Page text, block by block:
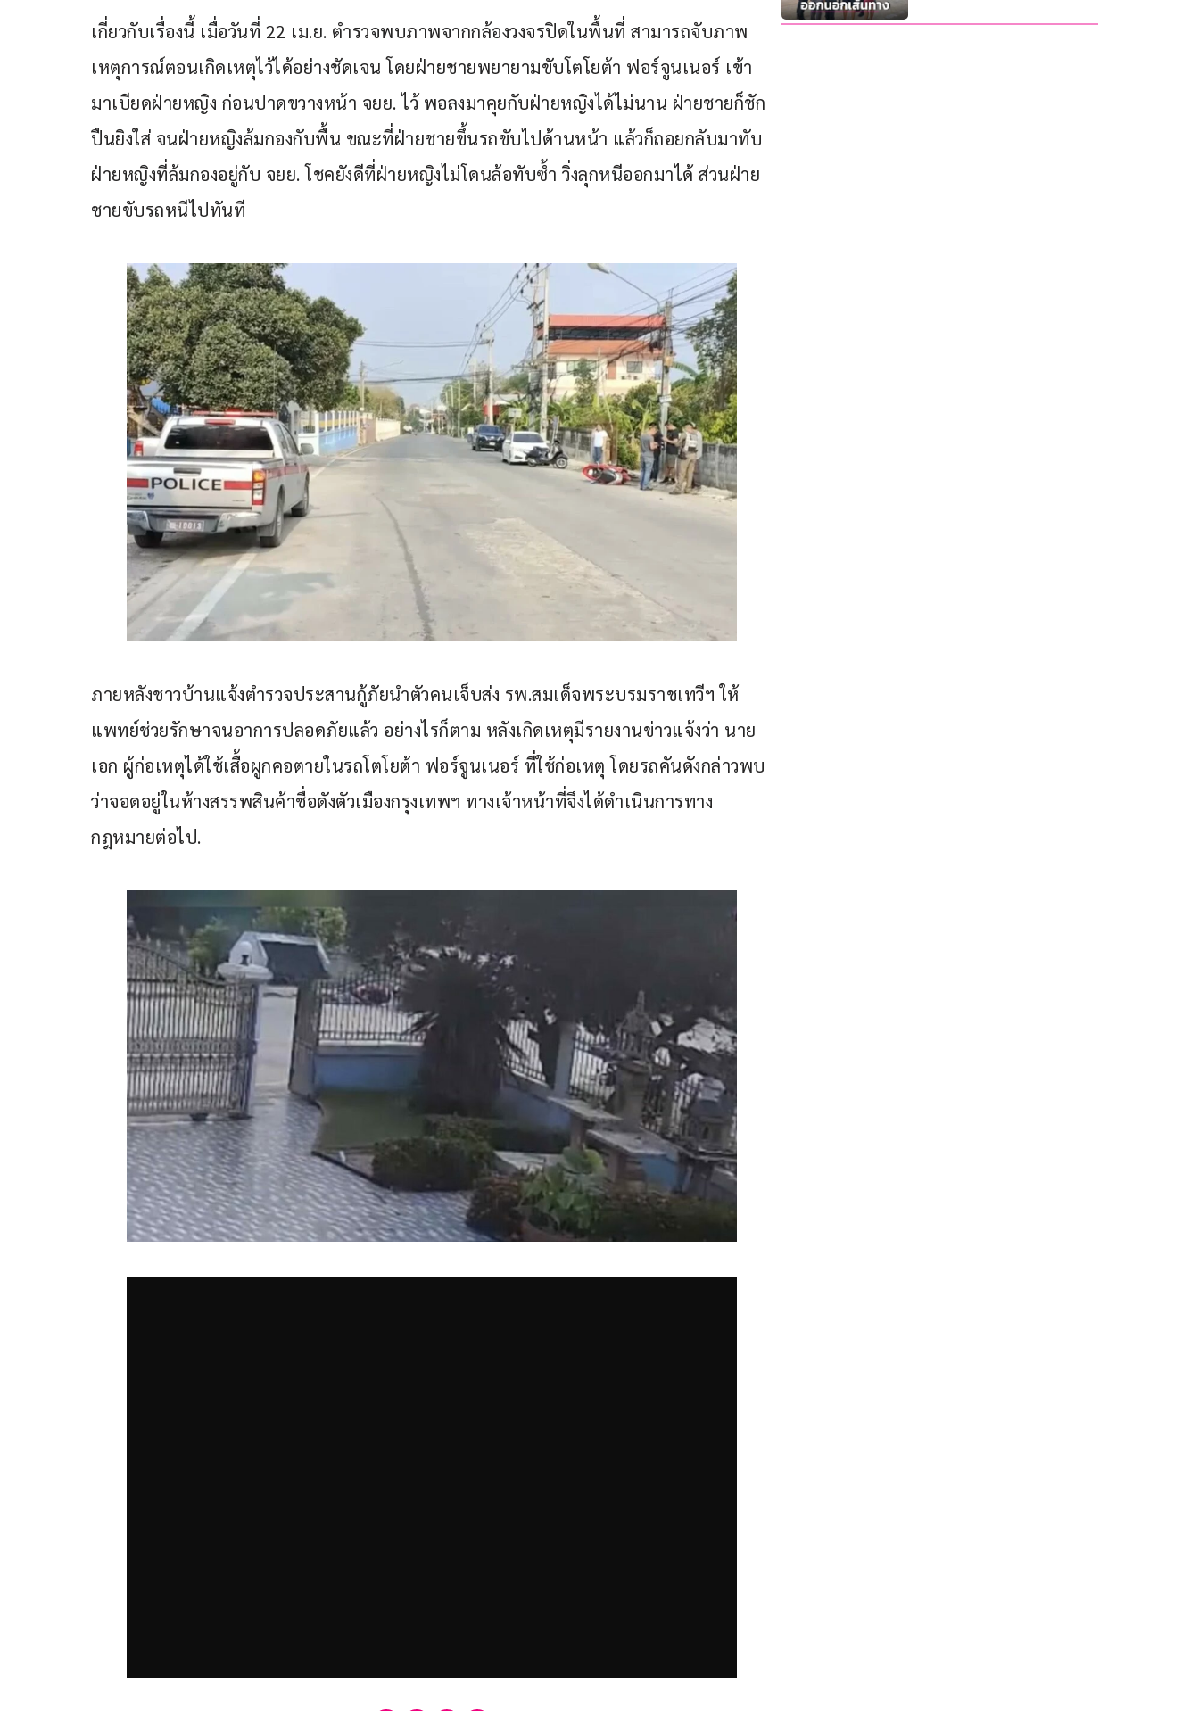
เกี่ยวกับเรื่องนี้ เมื่อวันที่ 22 เม.ย. ตำรวจพบภาพจากกล้องวงจรปิดในพื้นที่ สามารถจับภาพ
เหตุการณ์ตอนเกิดเหตุไว้ได้อย่างชัดเจน โดยฝ่ายชายพยายามขับโตโยต้า ฟอร์จูนเนอร์ เข้า
มาเบียดฝ่ายหญิง ก่อนปาดขวางหน้า จยย. ไว้ พอลงมาคุยกับฝ่ายหญิงได้ไม่นาน ฝ่ายชายก็ชัก
ปืนยิงใส่ จนฝ่ายหญิงล้มกองกับพื้น ขณะที่ฝ่ายชายขึ้นรถขับไปด้านหน้า แล้วก็ถอยกลับมาทับ
ฝ่ายหญิงที่ล้มกองอยู่กับ จยย. โชคยังดีที่ฝ่ายหญิงไม่โดนล้อทับซ้ำ วิ่งลุกหนีออกมาได้ ส่วนฝ่าย
ชายขับรถหนีไปทันที
ภายหลังชาวบ้านแจ้งตำรวจประสานกู้ภัยนำตัวคนเจ็บส่ง รพ.สมเด็จพระบรมราชเทวีฯ ให้
แพทย์ช่วยรักษาจนอาการปลอดภัยแล้ว อย่างไรก็ตาม หลังเกิดเหตุมีรายงานข่าวแจ้งว่า นาย
เอก ผู้ก่อเหตุได้ใช้เสื้อผูกคอตายในรถโตโยต้า ฟอร์จูนเนอร์ ที่ใช้ก่อเหตุ โดยรถคันดังกล่าวพบ
ว่าจอดอยู่ในห้างสรรพสินค้าชื่อดังตัวเมืองกรุงเทพฯ ทางเจ้าหน้าที่จึงได้ดำเนินการทาง
กฎหมายต่อไป.